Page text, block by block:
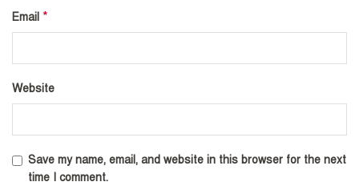
Email *
Website
Save my name, email, and website in this browser for the next
time I comment.